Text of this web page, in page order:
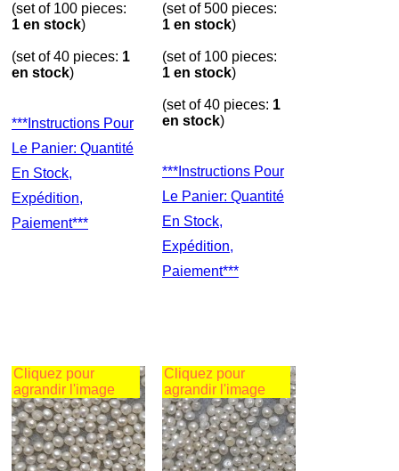
(set of 100 pieces:
1 en stock)
(set of 40 pieces: 1
en stock)
***Instructions Pour
Le Panier: Quantité
En Stock,
Expédition,
Paiement***
(set of 500 pieces:
1 en stock)
(set of 100 pieces:
1 en stock)
(set of 40 pieces: 1
en stock)
***Instructions Pour
Le Panier: Quantité
En Stock,
Expédition,
Paiement***
Cliquez pour
agrandir l'image
Cliquez pour
agrandir l'image